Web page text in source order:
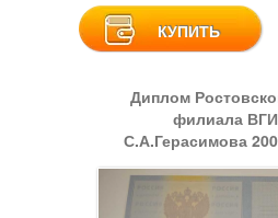
КУПИТЬ
Диплом
филиала
С.А.Герасимова